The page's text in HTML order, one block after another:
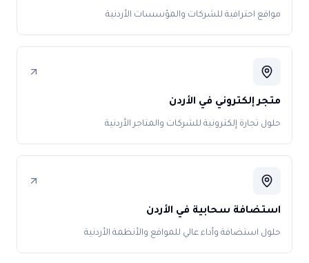
مواقع احترافية للشركات والمؤسسات الأردنية
متجر إلكتروني في الأردن
حلول تجارة إلكترونية للشركات والمتاجر الأردنية
استضافة سحابية في الأردن
حلول استضافة وأداء عالي للمواقع والأنظمة الأردنية